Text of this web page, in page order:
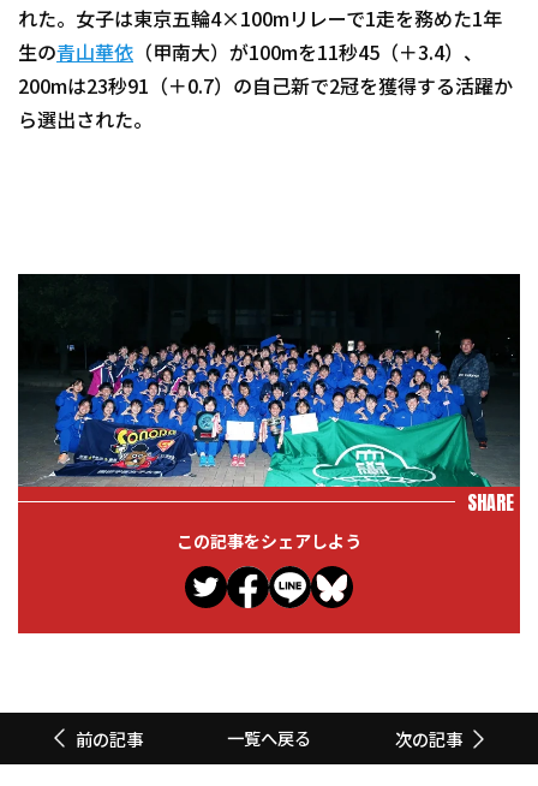
れた。女子は東京五輪4×100mリレーで1走を務めた1年
生の青山華依 （甲南大）が100mを11秒45（＋3.4）、
200mは23秒91（＋0.7）の自己新で2冠を獲得する活躍か
ら選出された。
SHARE
この記事をシェアしよう
前の記事 一覧へ戻る 次の記事